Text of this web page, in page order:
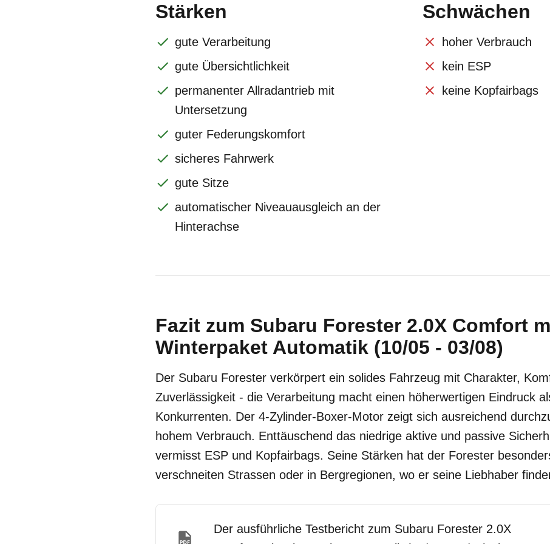
Stärken
gute Verarbeitung
gute Übersichtlichkeit
permanenter Allradantrieb mit
Untersetzung
guter Federungskomfort
sicheres Fahrwerk
gute Sitze
automatischer Niveauausgleich an der
Hinterachse
Schwächen
hoher Verbrauch
kein ESP
keine Kopfairbags
Fazit zum Subaru Forester 2.0X Comfort
Winterpaket Automatik (10/05 - 03/08)
Der Subaru Forester verkörpert ein solides Fahrzeug mit Charakter,
Zuverlässigkeit - die Verarbeitung macht einen höherwertigen Eindruck
Konkurrenten. Der 4-Zylinder-Boxer-Motor zeigt sich ausreichend
hohem Verbrauch. Enttäuschend das niedrige aktive und passive
vermisst ESP und Kopfairbags. Seine Stärken hat der Forester
verschneiten Strassen oder in Bergregionen, wo er seine Liebhaber
Der ausführliche Testbericht zum Subaru Forester 2.0X